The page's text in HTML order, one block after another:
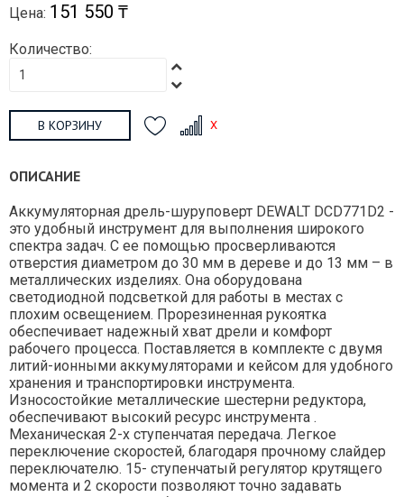
Цена: 151 550 ₸
Количество:
В КОРЗИНУ
ОПИСАНИЕ
Аккумуляторная дрель-шуруповерт DEWALT DCD771D2 -
это удобный инструмент для выполнения широкого
спектра задач. С ее помощью просверливаются
отверстия диаметром до 30 мм в дереве и до 13 мм – в
металлических изделиях. Она оборудована
светодиодной подсветкой для работы в местах с
плохим освещением. Прорезиненная рукоятка
обеспечивает надежный хват дрели и комфорт
рабочего процесса. Поставляется в комплекте с двумя
литий-ионными аккумуляторами и кейсом для удобного
хранения и транспортировки инструмента.
Износостойкие металлические шестерни редуктора,
обеспечивают высокий ресурс инструмента .
Механическая 2-х ступенчатая передача. Легкое
переключение скоростей, благодаря прочному слайдер
переключателю. 15- ступенчатый регулятор крутящего
момента и 2 скорости позволяют точно задавать